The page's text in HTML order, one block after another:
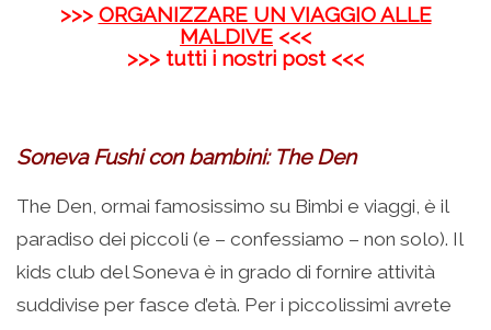
>>> ORGANIZZARE UN VIAGGIO ALLE
MALDIVE <<<
>>> tutti i nostri post <<<
Soneva Fushi con bambini: The Den
The Den, ormai famosissimo su Bimbi e viaggi, è il
paradiso dei piccoli (e – confessiamo – non solo). Il
kids club del Soneva è in grado di fornire attività
suddivise per fasce d’età. Per i piccolissimi avrete